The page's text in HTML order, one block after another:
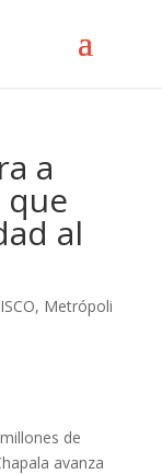
a
que
al
, Metrópoli
de
avanza